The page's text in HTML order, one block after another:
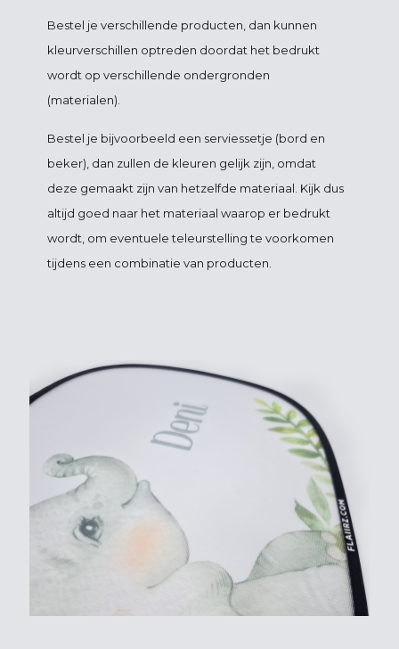
Bestel je verschillende producten, dan kunnen
kleurverschillen optreden doordat het bedrukt
wordt op verschillende ondergronden
(materialen).
Bestel je bijvoorbeeld een serviessetje (bord en
beker), dan zullen de kleuren gelijk zijn, omdat
deze gemaakt zijn van hetzelfde materiaal. Kijk dus
altijd goed naar het materiaal waarop er bedrukt
wordt, om eventuele teleurstelling te voorkomen
tijdens een combinatie van producten.